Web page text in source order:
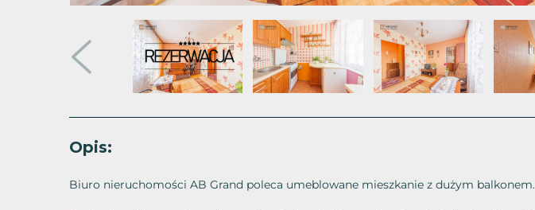
Opis:
Biuro nieruchomości AB Grand poleca umeblowane mieszkanie z dużym balkonem.